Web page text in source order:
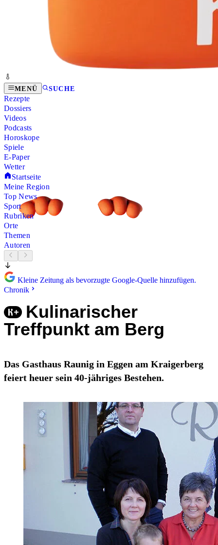
MENÜ SUCHE
Rezepte
Dossiers
Videos
Podcasts
Horoskope
Spiele
E-Paper
Wetter
Startseite
Meine Region
Top News
Sport
Rubriken
Orte
Themen
Autoren
Kleine Zeitung als bevorzugte Google-Quelle hinzufügen.
Chronik
Kulinarischer
Treffpunkt am Berg
Das Gasthaus Raunig in Eggen am Kraigerberg
feiert heuer sein 40-jähriges Bestehen.